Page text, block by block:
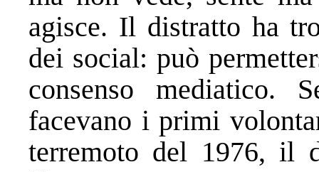
agisce. Il distratto ha
dei social: può
consenso mediatico.
facevano i primi
terremoto del 1976, il